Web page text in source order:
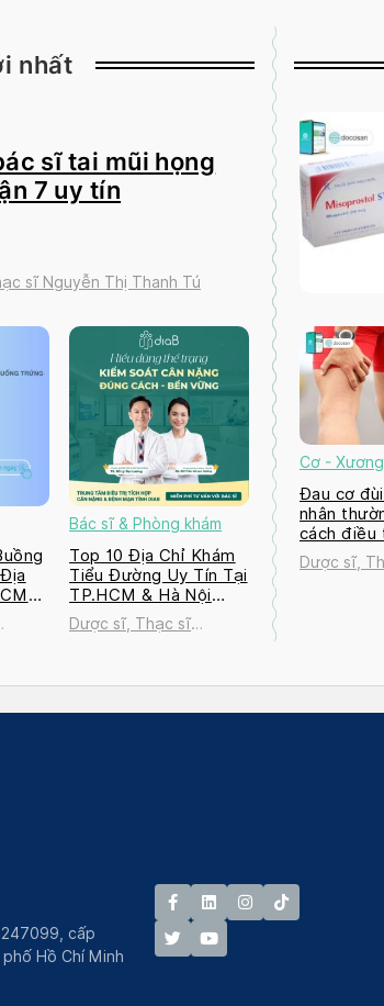
nhất
sĩ tai mũi họng
7 uy tín
sĩ Nguyễn Thị Thanh Tú
Bác sĩ & Phòng khám
Top 10 Địa Chỉ Khám
Tiểu Đường Uy Tín Tại
TP.HCM & Hà Nội
2026
Dược sĩ, Thạc sĩ
Cơ -
Đau cơ
nhân
cách điều
Dược sĩ,
cấp
Hồ Chí Minh